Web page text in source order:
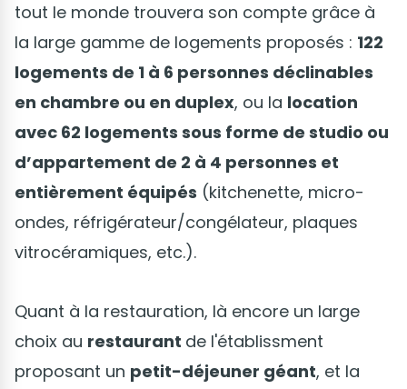
tout le monde trouvera son compte grâce à
la large gamme de logements proposés : 122
logements de 1 à 6 personnes déclinables
en chambre ou en duplex, ou la location
avec 62 logements sous forme de studio ou
d’appartement de 2 à 4 personnes et
entièrement équipés (kitchenette, micro-
ondes, réfrigérateur/congélateur, plaques
vitrocéramiques, etc.).
Quant à la restauration, là encore un large
choix au restaurant de l'établissment
proposant un petit-déjeuner géant, et la